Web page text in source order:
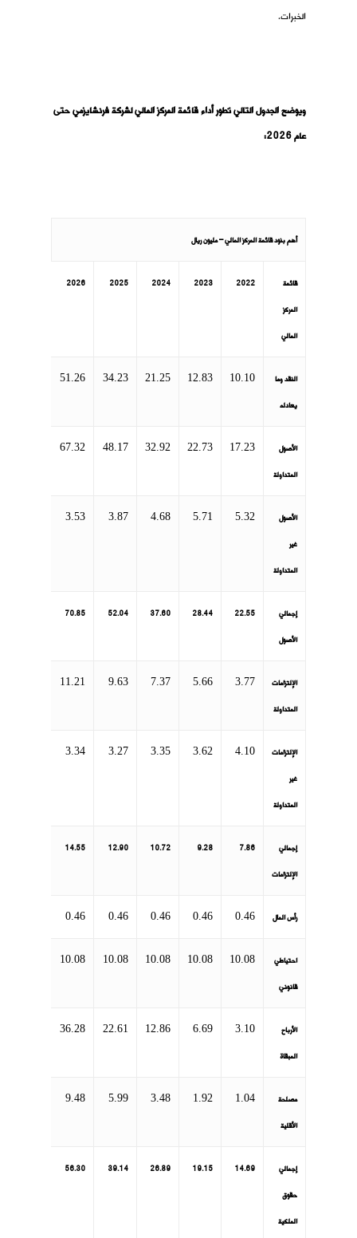
الخبرات.
ويوضح الجدول التالي تطور أداء قائمة المركز المالي لشركة فرنشايزمي حتى
عام 2026:
أهم بنود قائمة المركز المالي – مليون ريال
قائمة
المركز
المالي
2022
2023
2024
2025
2026
النقد وما
يعادله
10.10
12.83
21.25
34.23
51.26
الأصول
المتداولة
17.23
22.73
32.92
48.17
67.32
الأصول
غير
المتداولة
5.32
5.71
4.68
3.87
3.53
إجمالي
الأصول
22.55
28.44
37.60
52.04
70.85
الإلتزامات
المتداولة
3.77
5.66
7.37
9.63
11.21
الإلتزامات
غير
المتداولة
4.10
3.62
3.35
3.27
3.34
إجمالي
الإلتزامات
7.86
9.28
10.72
12.90
14.55
رأس المال 0.46
0.46
0.46
0.46
0.46
احتياطي
قانوني
10.08
10.08
10.08
10.08
10.08
الأرباح
المبقاة
3.10
6.69
12.86
22.61
36.28
مصلحة
الأقلية
1.04
1.92
3.48
5.99
9.48
إجمالي
حقوق
الملكية
14.69
19.15
26.89
39.14
56.30